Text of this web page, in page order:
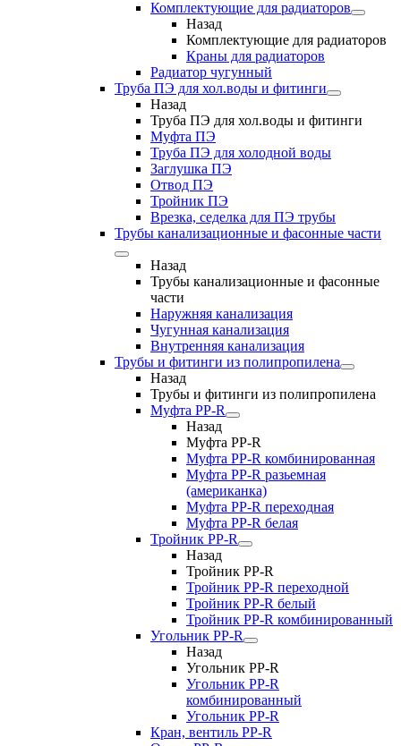
Комплектующие для радиаторов
Назад
Комплектующие для радиаторов
Краны для радиаторов
Радиатор чугунный
Труба ПЭ для хол.воды и фитинги
Назад
Труба ПЭ для хол.воды и фитинги
Муфта ПЭ
Труба ПЭ для холодной воды
Заглушка ПЭ
Отвод ПЭ
Тройник ПЭ
Врезка, седелка для ПЭ трубы
Трубы канализационные и фасонные части
Назад
Трубы канализационные и фасонные
части
Наружняя канализация
Чугунная канализация
Внутренняя канализация
Трубы и фитинги из полипропилена
Назад
Трубы и фитинги из полипропилена
Муфта PP-R
Назад
Муфта PP-R
Муфта РР-R комбинированная
Муфта РР-R разьемная
(американка)
Муфта РР-R переходная
Муфта РР-R белая
Тройник PP-R
Назад
Тройник PP-R
Тройник РР-R переходной
Тройник РР-R белый
Тройник РР-R комбинированный
Угольник PP-R
Назад
Угольник PP-R
Угольник РР-R
комбинированный
Угольник РР-R
Кран, вентиль PP-R